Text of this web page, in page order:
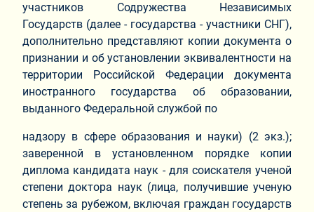
участников Содружества Независимых
Государств (далее - государства - участники СНГ),
дополнительно представляют копии документа о
признании и об установлении эквивалентности на
территории Российской Федерации документа
иностранного государства об образовании,
выданного Федеральной службой по
надзору в сфере образования и науки) (2 экз.);
заверенной в установленном порядке копии
диплома кандидата наук - для соискателя ученой
степени доктора наук (лица, получившие ученую
степень за рубежом, включая граждан государств